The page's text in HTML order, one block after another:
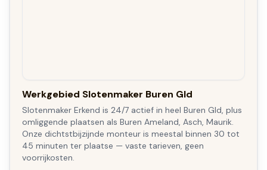
Werkgebied Slotenmaker Buren Gld
Slotenmaker Erkend is 24/7 actief in heel Buren Gld, plus
omliggende plaatsen als Buren Ameland, Asch, Maurik.
Onze dichtstbijzijnde monteur is meestal binnen 30 tot
45 minuten ter plaatse — vaste tarieven, geen
voorrijkosten.